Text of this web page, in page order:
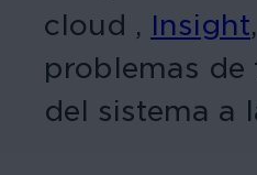
cloud , Insight
problemas
del sistema a